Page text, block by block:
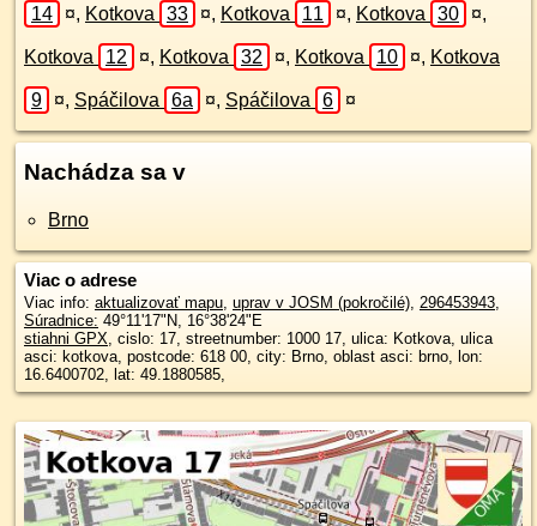
14 ¤, Kotkova 33 ¤, Kotkova 11 ¤, Kotkova 30 ¤,
Kotkova 12 ¤, Kotkova 32 ¤, Kotkova 10 ¤, Kotkova
9 ¤, Spáčilova 6a ¤, Spáčilova 6 ¤
Nachádza sa v
Brno
Viac o adrese
Viac info: aktualizovať mapu, uprav v JOSM (pokročilé), 296453943,
Súradnice: 49°11'17"N, 16°38'24"E
stiahni GPX, cislo: 17, streetnumber: 1000 17, ulica: Kotkova, ulica
asci: kotkova, postcode: 618 00, city: Brno, oblast asci: brno, lon:
16.6400702, lat: 49.1880585,